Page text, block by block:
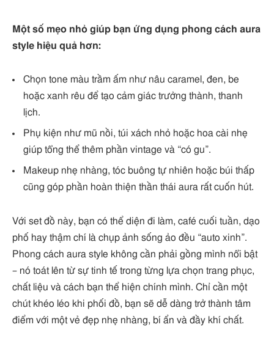
Một số mẹo nhỏ giúp bạn ứng dụng phong cách aura
style hiệu quả hơn:
Chọn tone màu trầm ấm như nâu caramel, đen, be
hoặc xanh rêu để tạo cảm giác trưởng thành, thanh
lịch.
Phụ kiện như mũ nồi, túi xách nhỏ hoặc hoa cài nhẹ
giúp tổng thể thêm phần vintage và “có gu”.
Makeup nhẹ nhàng, tóc buông tự nhiên hoặc búi thấp
cũng góp phần hoàn thiện thần thái aura rất cuốn hút.
Với set đồ này, bạn có thể diện đi làm, café cuối tuần, dạo
phố hay thậm chí là chụp ảnh sống ảo đều “auto xinh”.
Phong cách aura style không cần phải gồng mình nổi bật
– nó toát lên từ sự tinh tế trong từng lựa chọn trang phục,
chất liệu và cách bạn thể hiện chính mình. Chỉ cần một
chút khéo léo khi phối đồ, bạn sẽ dễ dàng trở thành tâm
điểm với một vẻ đẹp nhẹ nhàng, bí ẩn và đầy khí chất.